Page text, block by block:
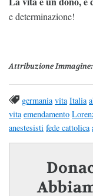
e determinazione!
Attribuzione Immagine:
germania vita Italia
vita emendamento
anestesisti fede cattolica